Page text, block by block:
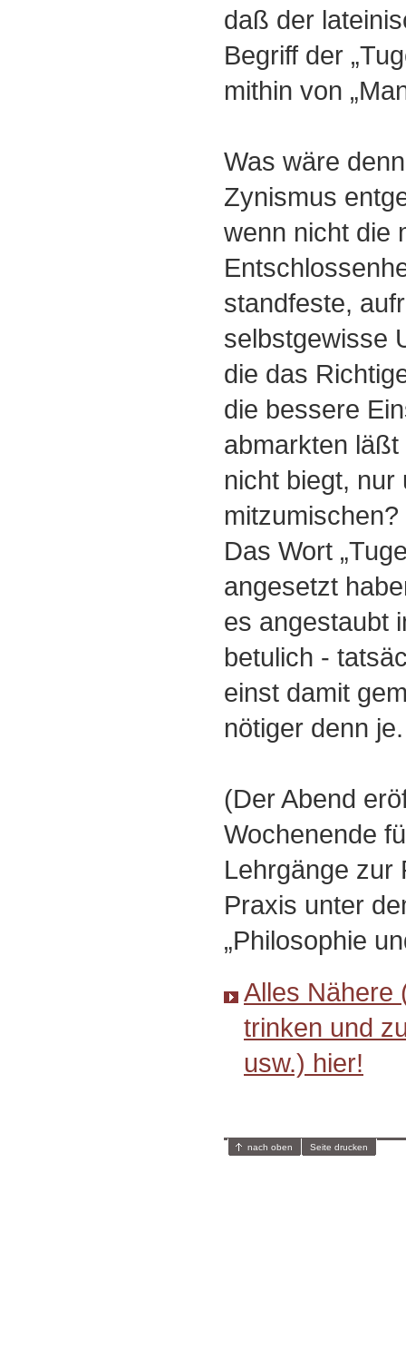
daß der
Begriff der
mithin von
Was wäre
Zynismus
wenn nicht die
standfeste,
selbstgewisse
die das
die bessere
abmarkten
nicht biegt, nur
mitzumischen?
Das Wort
angesetzt
es angestaubt
betulich -
einst damit
nötiger denn je.
(Der Abend
Wochenende
Lehrgänge zur
Praxis unter
„Philosophie
Alles Nähere
trinken und
usw.) hier!
nach oben Seite drucken